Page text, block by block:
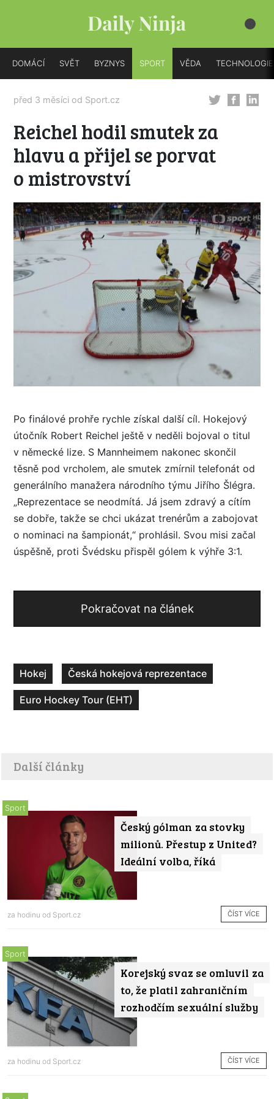
DOMÁCÍ SVĚT BYZNYS SPORT VĚDA TECHNOLOGIE
před 3 měsíci od Sport.cz
Reichel hodil smutek za
hlavu a přijel se porvat
o mistrovství
Po finálové prohře rychle získal další cíl. Hokejový
útočník Robert Reichel ještě v neděli bojoval o titul
v německé lize. S Mannheimem nakonec skončil
těsně pod vrcholem, ale smutek zmírnil telefonát od
generálního manažera národního týmu Jiřího Šlégra.
„Reprezentace se neodmítá. Já jsem zdravý a cítím
se dobře, takže se chci ukázat trenérům a zabojovat
o nominaci na šampionát,“ prohlásil. Svou misi začal
úspěšně, proti Švédsku přispěl gólem k výhře 3:1.
Pokračovat na článek
Hokej Česká hokejová reprezentace
Euro Hockey Tour (EHT)
Další články
Český gólman za stovky
milionů. Přestup z United?
Ideální volba, říká
Sport
za hodinu od Sport.cz ČÍST VÍCE
Korejský svaz se omluvil za
to, že platil zahraničním
rozhodčím sexuální služby
Sport
za hodinu od Sport.cz ČÍST VÍCE